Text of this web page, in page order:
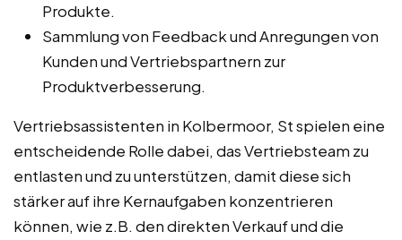
Produkte.
Sammlung von Feedback und Anregungen von
Kunden und Vertriebspartnern zur
Produktverbesserung.
Vertriebsassistenten in Kolbermoor, St spielen eine
entscheidende Rolle dabei, das Vertriebsteam zu
entlasten und zu unterstützen, damit diese sich
stärker auf ihre Kernaufgaben konzentrieren
können, wie z.B. den direkten Verkauf und die